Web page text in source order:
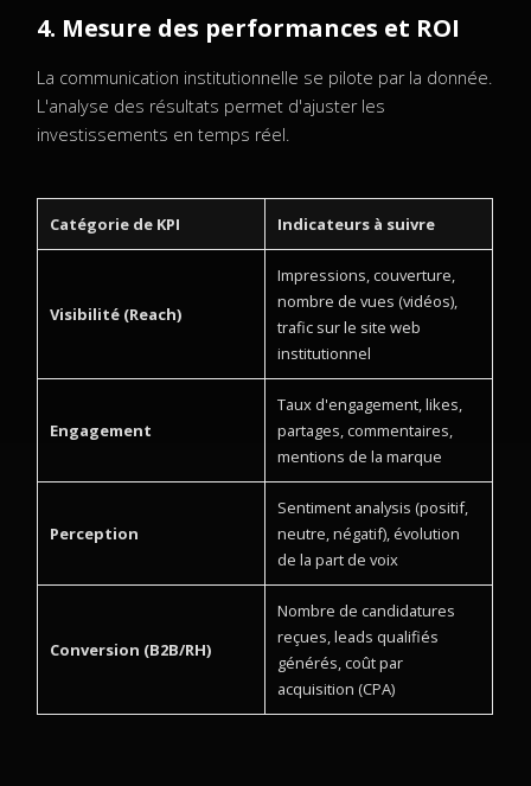
4. Mesure des performances et ROI
La communication institutionnelle se pilote par la donnée.
L'analyse des résultats permet d'ajuster les
investissements en temps réel.
Catégorie de KPI Indicateurs à suivre
Visibilité (Reach)
Impressions, couverture,
nombre de vues (vidéos),
trafic sur le site web
institutionnel
Engagement
Taux d'engagement, likes,
partages, commentaires,
mentions de la marque
Perception
Sentiment analysis (positif,
neutre, négatif), évolution
de la part de voix
Conversion (B2B/RH)
Nombre de candidatures
reçues, leads qualifiés
générés, coût par
acquisition (CPA)